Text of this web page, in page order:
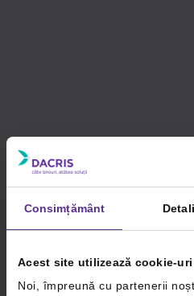
Consimțământ
Acest site utilizează cookie-uri
Noi, împreună cu partenerii